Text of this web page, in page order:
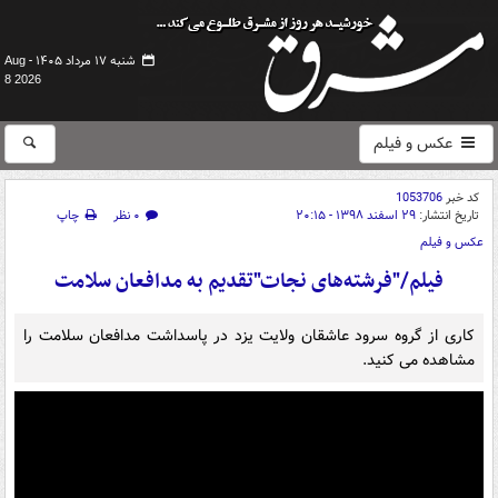
شنبه ۱۷ مرداد ۱۴۰۵ -
Aug
8 2026
عکس و فیلم
کد خبر1053706
تاریخ انتشار: ۲۹ اسفند ۱۳۹۸ - ۲۰:۱۵ ۰ نظر
چاپ
عکس و فیلم
فیلم/"فرشته‌های نجات"تقدیم به مدافعان سلامت
کاری از گروه سرود عاشقان ولایت یزد در پاسداشت مدافعان سلامت را
مشاهده می کنید.